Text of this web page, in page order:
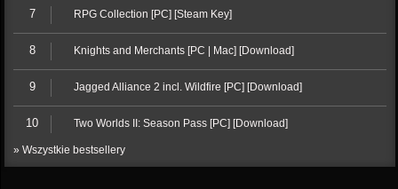
7 RPG Collection [PC] [Steam Key]
8 Knights and Merchants [PC | Mac] [Download]
9 Jagged Alliance 2 incl. Wildfire [PC] [Download]
10 Two Worlds II: Season Pass [PC] [Download]
» Wszystkie bestsellery